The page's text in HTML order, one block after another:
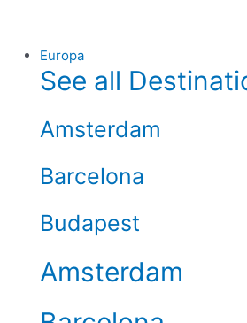
Europa
See all
Amsterdam
Barcelona
Budapest
Amsterdam